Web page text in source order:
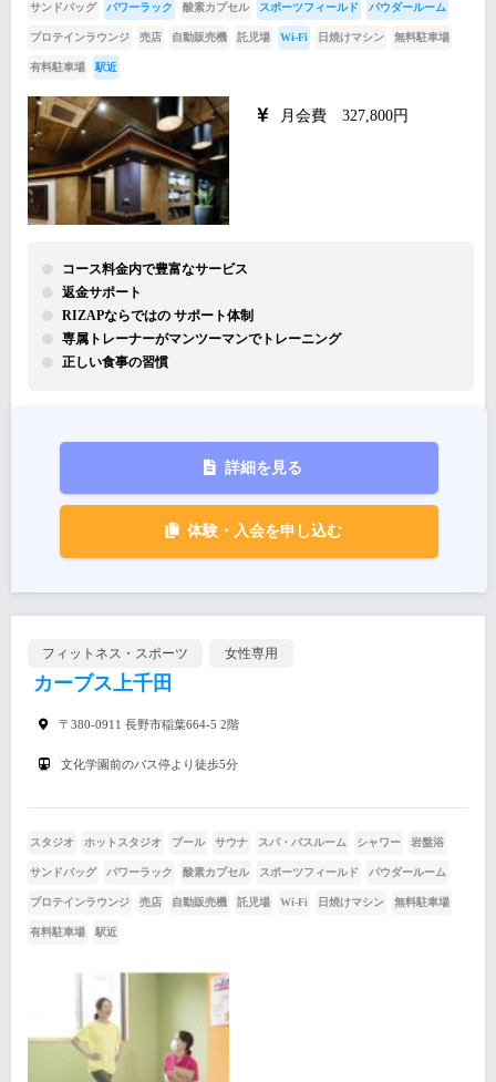
サンドバッグ パワーラック 酸素カプセル スポーツフィールド パウダールーム
プロテインラウンジ 売店 自動販売機 託児場 Wi-Fi 日焼けマシン 無料駐車場
有料駐車場 駅近
月会費 327,800円
コース料金内で豊富なサービス
返金サポート
RIZAPならではの サポート体制
専属トレーナーがマンツーマンでトレーニング
正しい食事の習慣
詳細を見る
体験・入会を申し込む
フィットネス・スポーツ 女性専用
カーブス上千田
〒380-0911 長野市稲葉664-5 2階
文化学園前のバス停より徒歩5分
スタジオ ホットスタジオ プール サウナ スパ・バスルーム シャワー 岩盤浴
サンドバッグ パワーラック 酸素カプセル スポーツフィールド パウダールーム
プロテインラウンジ 売店 自動販売機 託児場 Wi-Fi 日焼けマシン 無料駐車場
有料駐車場 駅近